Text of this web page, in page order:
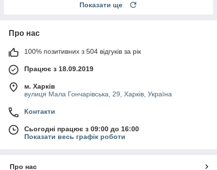
Показати ще
Про нас
100% позитивних з 504 відгуків за рік
Працює з 18.09.2019
м. Харків
вулиця Мала Гончарівська, 29, Харків, Україна
Контакти
Сьогодні працює з 09:00 до 16:00
Показати весь графік роботи
Про нас